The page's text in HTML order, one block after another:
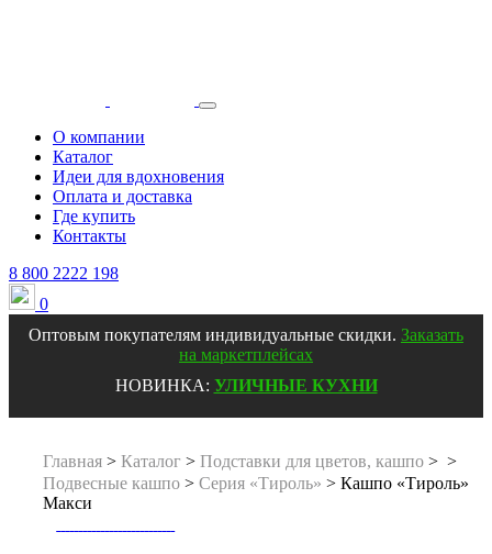
О компании
Каталог
Идеи для вдохновения
Оплата и доставка
Где купить
Контакты
8 800 2222 198
0
Оптовым покупателям индивидуальные скидки. Заказать
на маркетплейсах
НОВИНКА: УЛИЧНЫЕ КУХНИ
Главная >Каталог >Подставки для цветов, кашпо > >
Подвесные кашпо >Серия «Тироль» >Кашпо «Тироль»
Макси